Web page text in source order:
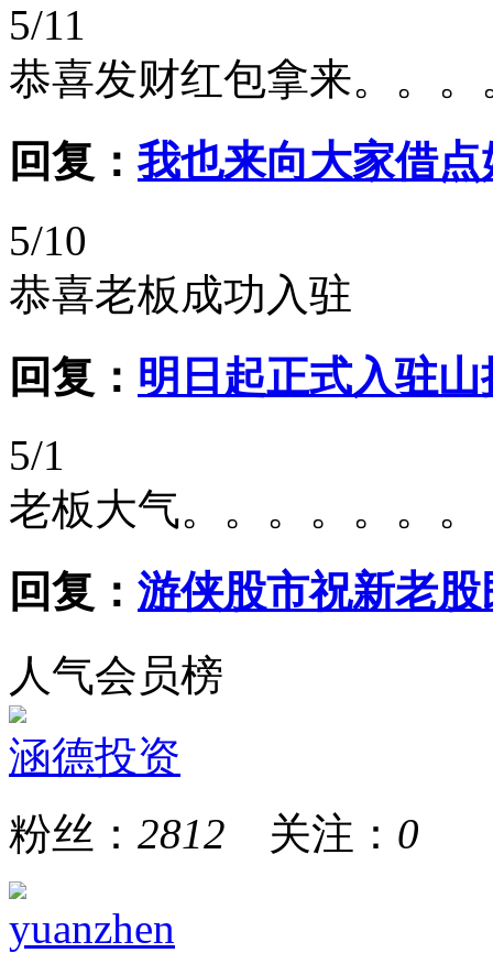
5/11
恭喜发财红包拿来。。
回复： 我也来向大家借
5/10
恭喜老板成功入驻
回复： 明日起正式入驻
5/1
老板大气。。。。。。。
回复： 游侠股市祝新老
人气会员榜
涵德投资
粉丝： 2812 关注： 0
yuanzhen